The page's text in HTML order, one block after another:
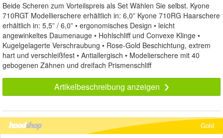
Beide Scheren zum Vorteilspreis als Set Wählen Sie selbst. Kyone
710RGT Modellierschere erhältlich in: 6,0” Kyone 710RG Haarschere
erhältlich in: 5,5” / 6,0” • ergonomisches Design • leicht
angewinkeltes Daumenauge • Hohlschliff und Convexe Klinge •
Kugelgelagerte Verschraubung • Rose-Gold Beschichtung, extrem
hart und verschleißfest • Antiallergisch • Modelierschere mit 40
gebogenen Zähnen und dreifach Prismenschliff
Artikelbeschreibung anzeigen
Gold